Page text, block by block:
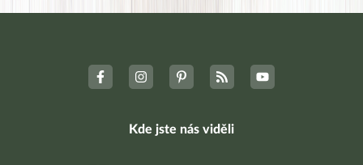
Kde jste nás viděli